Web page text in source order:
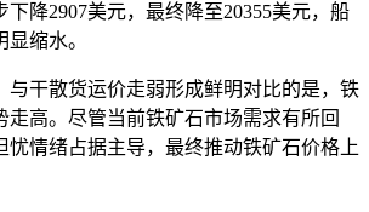
降2907美元，最终降至20355美元，船
缩水。
与干散货运价走弱形成鲜明对比的是，铁
走高。尽管当前铁矿石市场需求有所回
忧情绪占据主导，最终推动铁矿石价格上